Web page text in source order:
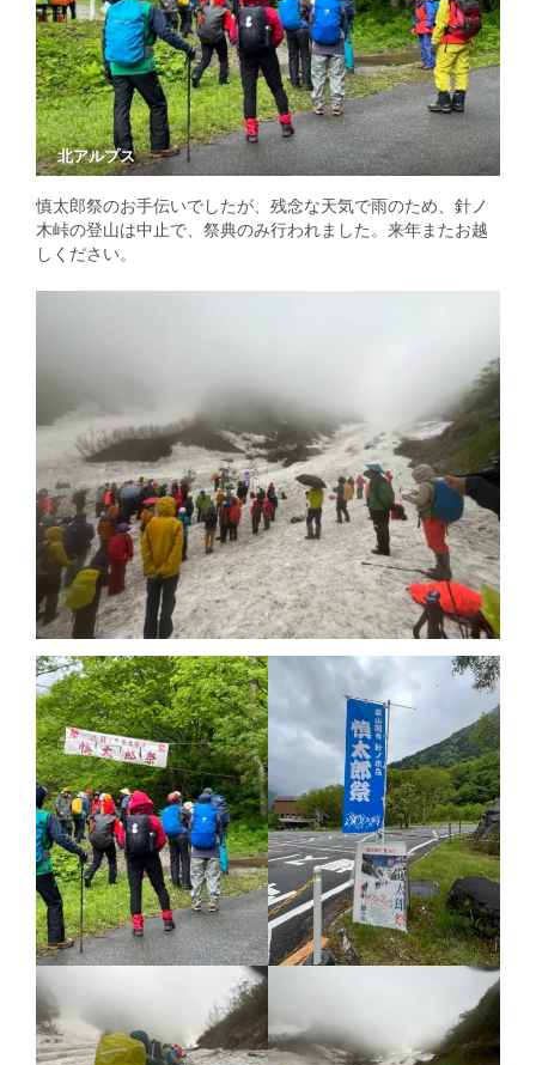
北アルプス
慎太郎祭のお手伝いでしたが、残念な天気で雨のため、針ノ
木峠の登山は中止で、祭典のみ行われました。来年またお越
しください。